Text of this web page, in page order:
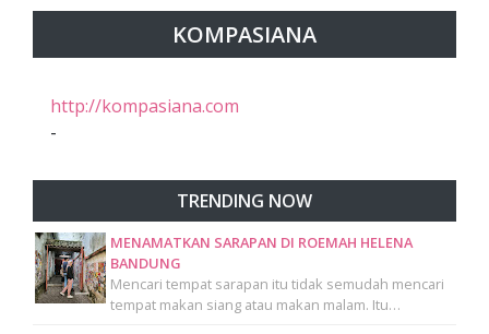
KOMPASIANA
http://kompasiana.com
-
TRENDING NOW
MENAMATKAN SARAPAN DI ROEMAH HELENA
BANDUNG
Mencari tempat sarapan itu tidak semudah mencari
tempat makan siang atau makan malam. Itu…